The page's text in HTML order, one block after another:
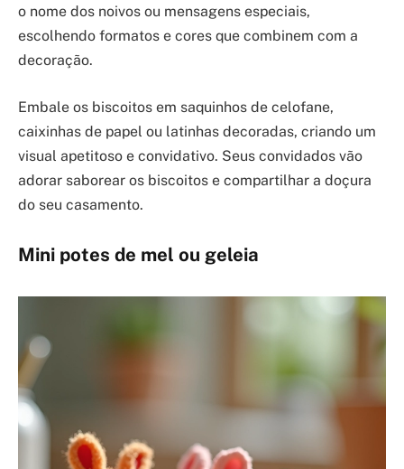
o nome dos noivos ou mensagens especiais,
escolhendo formatos e cores que combinem com a
decoração.
Embale os biscoitos em saquinhos de celofane,
caixinhas de papel ou latinhas decoradas, criando um
visual apetitoso e convidativo. Seus convidados vão
adorar saborear os biscoitos e compartilhar a doçura
do seu casamento.
Mini potes de mel ou geleia